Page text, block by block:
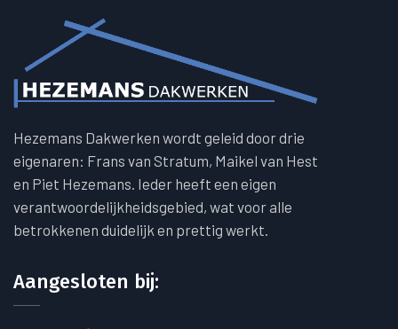
Hezemans Dakwerken wordt geleid door drie
eigenaren: Frans van Stratum, Maikel van Hest
en Piet Hezemans. Ieder heeft een eigen
verantwoordelijkheidsgebied, wat voor alle
betrokkenen duidelijk en prettig werkt.
Aangesloten bij: